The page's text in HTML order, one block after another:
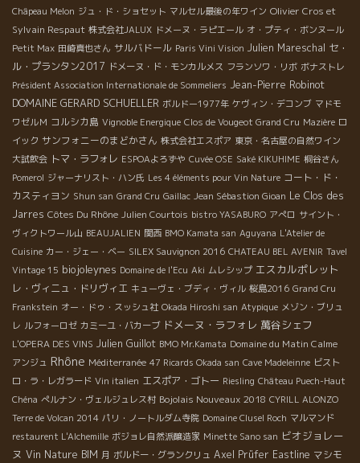
Châpeau Melon ジュ・ド・ショセット マルセル最後の年ワイン Olivier Cros et
Sylvain Respaut 株式会社JALUX ドメーヌ・ラピエール オ・プティ・ボンヌール
Petit Max 田崎真也さん サルバドール Paris Vini Vision Julien Mareschal セ・
ル・プランタン2017 ドメーヌ・ド・モンカルメス フランソワ・リボ ボナストレ
Président Association Internationale de Sommeliers Jean-Pierre Robinot
DOMAINE GERARD SCHUELLER ボルドー1977年 ケヴィン・デコンブ マドモ
ワゼルＭ コルシカ島 Vignoble Energique Clos de Vougeot Grand Cru Mazière ロ
イック サンフォニーのまどかさん 株式会社エスポア 東京・名古屋の自然ワイン
大試飲会 トマ・ラフォレ ESPOAよろずや Cuvée OSE Saké KIKUHIME 桐谷さん
Pomerol ジャーナリスト・ハン氏 Les 4 éléments pour Vin Nature コート・ド・
カスティヨン Shun san Grand Cru Gaillac Jean Sébastion Gioan Le Clos des
Jarres Côtes Du Rhône Julien Courtois bistro YASABURO アぺロ サイント・
ヴィクトワール山 BEAUJALIEN 関西 BMO Kamata san Aguyana L'Atelier de
Cuisine カー・ジェー・ベー SILEX Sauvignon 2016 CHATEAU BEL AVENIR Tavel
Vintage 15 biojoleynes Domaine de l'Ecu Aki ムレシップ エスカルポレット
レ・ヴィニュ・ドリヴィエ キューヴェ・ブディ・ヴィル 桜島2016 Grand Cru
Frankstein オー・ドゥ・スッシュ社 Okada Hiroshi san Atypique メゾン・ブリュ
レ ルフォーロゼ カミーユ・バカーブ ドメーヌ・ラフォレ 萬谷シェフ
L'OPERA DES VINS Julien Guillot BMO Mr.Kamata Domaine du Matin Calme
アンジュ Rhône Méditerranée 47 Ricards Okada san Cave Madeleinne ビスト
ロ・ラ・レガラード Vin italien エスポア・ゴトー Riesling Château Puech-Haut
Chéna ぺルナン・ヴェルジュレス村 Bojolais Nouveaux 2018 CYRILL ALONZO
Terre de Volcan 2014 パリ・ノートルダム寺院 Domaine Clusel Roch マルマンド
restaurent L'Alchemille ボジョレ自然派醸造家 Minette Sano san ビオジョレー
ヌ Vin Nature BIM 月 ボルドー・グランクリュ Axel Prüfer Eastline マシモ